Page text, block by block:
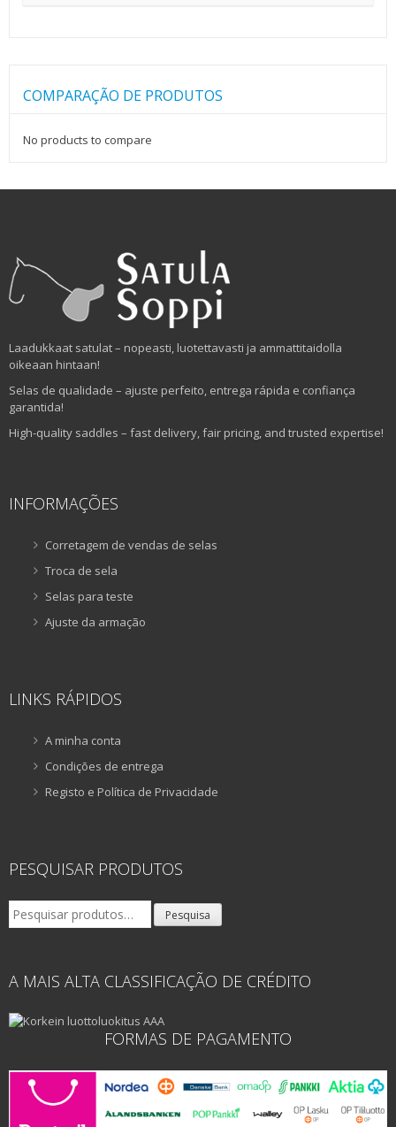
COMPARAÇÃO DE PRODUTOS
No products to compare
Laadukkaat satulat – nopeasti, luotettavasti ja ammattitaidolla
oikeaan hintaan!
Selas de qualidade – ajuste perfeito, entrega rápida e confiança
garantida!
High-quality saddles – fast delivery, fair pricing, and trusted expertise!
INFORMAÇÕES
Corretagem de vendas de selas
Troca de sela
Selas para teste
Ajuste da armação
LINKS RÁPIDOS
A minha conta
Condições de entrega
Registo e Política de Privacidade
PESQUISAR PRODUTOS
Pesquisar
por:
Pesquisa
A MAIS ALTA CLASSIFICAÇÃO DE CRÉDITO
FORMAS DE PAGAMENTO